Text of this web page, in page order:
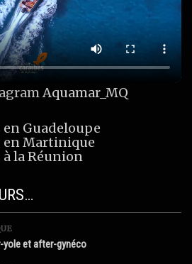
Aquamar_MQ
Guadeloupe
en Martinique
la Réunion
yole et after-gynéco